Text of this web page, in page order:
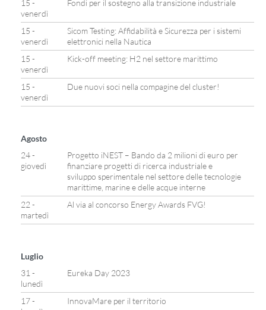
15 -
venerdì
Fondi per il sostegno alla transizione industriale
15 -
venerdì
Sicom Testing: Affidabilità e Sicurezza per i sistemi
elettronici nella Nautica
15 -
venerdì
Kick-off meeting: H2 nel settore marittimo
15 -
venerdì
Due nuovi soci nella compagine del cluster!
Agosto
24 -
giovedì
Progetto iNEST – Bando da 2 milioni di euro per
finanziare progetti di ricerca industriale e
sviluppo sperimentale nel settore delle tecnologie
marittime, marine e delle acque interne
22 -
martedì
Al via al concorso Energy Awards FVG!
Luglio
31 -
lunedì
Eureka Day 2023
17 -
InnovaMare per il territorio